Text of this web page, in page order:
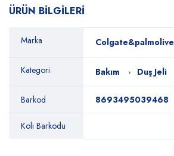
ÜRÜN BİLGİLERİ
Marka Colgate&palmolive
Kategori Bakım Duş Jeli
Barkod 8693495039468
Koli Barkodu